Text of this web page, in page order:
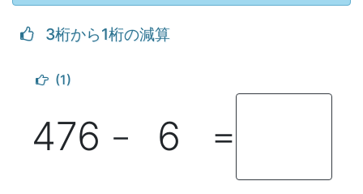
3桁から1桁の減算
(1)
476 － 6 ＝